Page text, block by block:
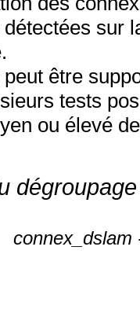
sur
être
tests
ou élevé
connex_dslam